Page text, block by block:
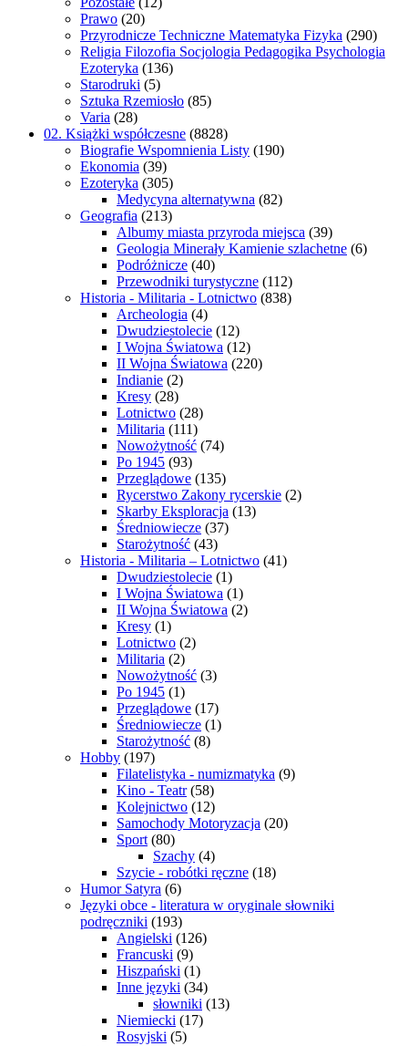
Prawo (20)
Przyrodnicze Techniczne Matematyka Fizyka (290)
Religia Filozofia Socjologia Pedagogika Psychologia
Ezoteryka (136)
Starodruki (5)
Sztuka Rzemiosło (85)
Varia (28)
02. Książki współczesne (8828)
Biografie Wspomnienia Listy (190)
Ekonomia (39)
Ezoteryka (305)
Medycyna alternatywna (82)
Geografia (213)
Albumy miasta przyroda miejsca (39)
Geologia Minerały Kamienie szlachetne (6)
Podróżnicze (40)
Przewodniki turystyczne (112)
Historia - Militaria - Lotnictwo (838)
Archeologia (4)
Dwudziestolecie (12)
I Wojna Światowa (12)
II Wojna Światowa (220)
Indianie (2)
Kresy (28)
Lotnictwo (28)
Militaria (111)
Nowożytność (74)
Po 1945 (93)
Przeglądowe (135)
Rycerstwo Zakony rycerskie (2)
Skarby Eksploracja (13)
Średniowiecze (37)
Starożytność (43)
Historia - Militaria – Lotnictwo (41)
Dwudziestolecie (1)
I Wojna Światowa (1)
II Wojna Światowa (2)
Kresy (1)
Lotnictwo (2)
Militaria (2)
Nowożytność (3)
Po 1945 (1)
Przeglądowe (17)
Średniowiecze (1)
Starożytność (8)
Hobby (197)
Filatelistyka - numizmatyka (9)
Kino - Teatr (58)
Kolejnictwo (12)
Samochody Motoryzacja (20)
Sport (80)
Szachy (4)
Szycie - robótki ręczne (18)
Humor Satyra (6)
Języki obce - literatura w oryginale słowniki
podręczniki (193)
Angielski (126)
Francuski (9)
Hiszpański (1)
Inne języki (34)
słowniki (13)
Niemiecki (17)
Rosyjski (5)